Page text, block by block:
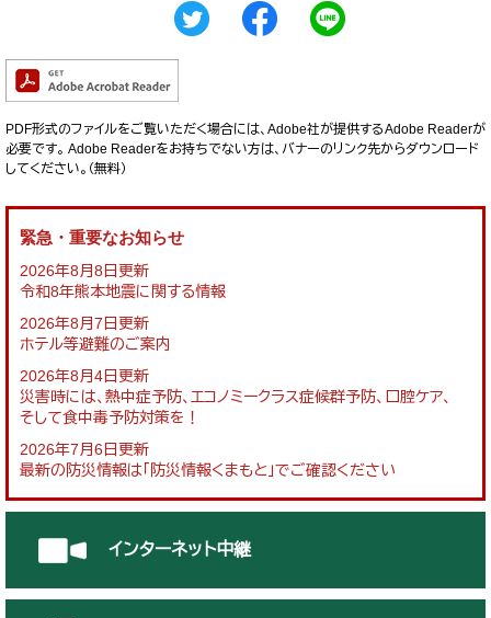
PDF形式のファイルをご覧いただく場合には、Adobe社が提供するAdobe Readerが
必要です。 Adobe Readerをお持ちでない方は、バナーのリンク先からダウンロード
してください。（無料）
緊急・重要なお知らせ
2026年8月8日更新
令和8年熊本地震に関する情報
2026年8月7日更新
ホテル等避難のご案内
2026年8月4日更新
災害時には、熱中症予防、エコノミークラス症候群予防、口腔ケア、
そして食中毒予防対策を！
2026年7月6日更新
最新の防災情報は「防災情報くまもと」でご確認ください
インターネット中継